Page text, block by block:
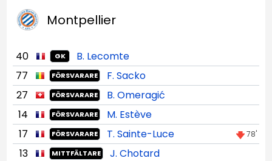
Montpellier
40 GK
B. Lecomte
77
FÖRSVARARE
F. Sacko
27
FÖRSVARARE
B. Omeragić
14
FÖRSVARARE
M. Estève
17
FÖRSVARARE T. Sainte-Luce 78'
13 MITTFÄLTARE
J. Chotard